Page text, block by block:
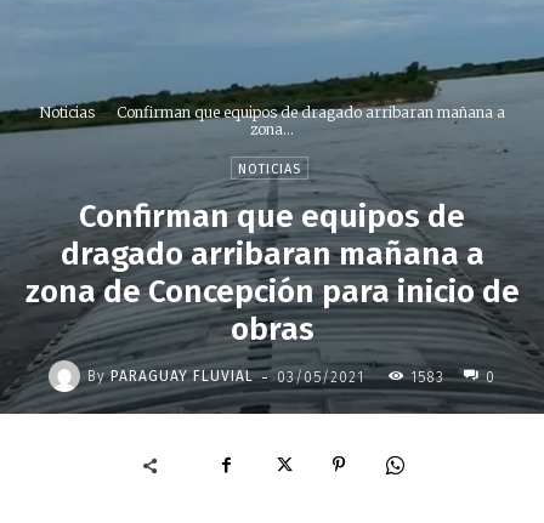
Noticias
Confirman que equipos de dragado arribaran mañana a
zona...
NOTICIAS
Confirman que equipos de
dragado arribaran mañana a
zona de Concepción para inicio de
obras
By PARAGUAY FLUVIAL - 03/05/2021 1583 0